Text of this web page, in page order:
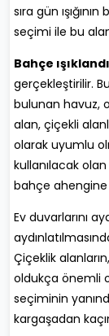
sıra gün
seçimi ile bu
Bahçe
gerçekleştirilir.
bulunan havuz,
alan, çiçekli
olarak uyumlu
kullanılacak
bahçe
Ev duvarlarını
Çiçeklik
oldukça önemli
seçiminin
kargaşadan